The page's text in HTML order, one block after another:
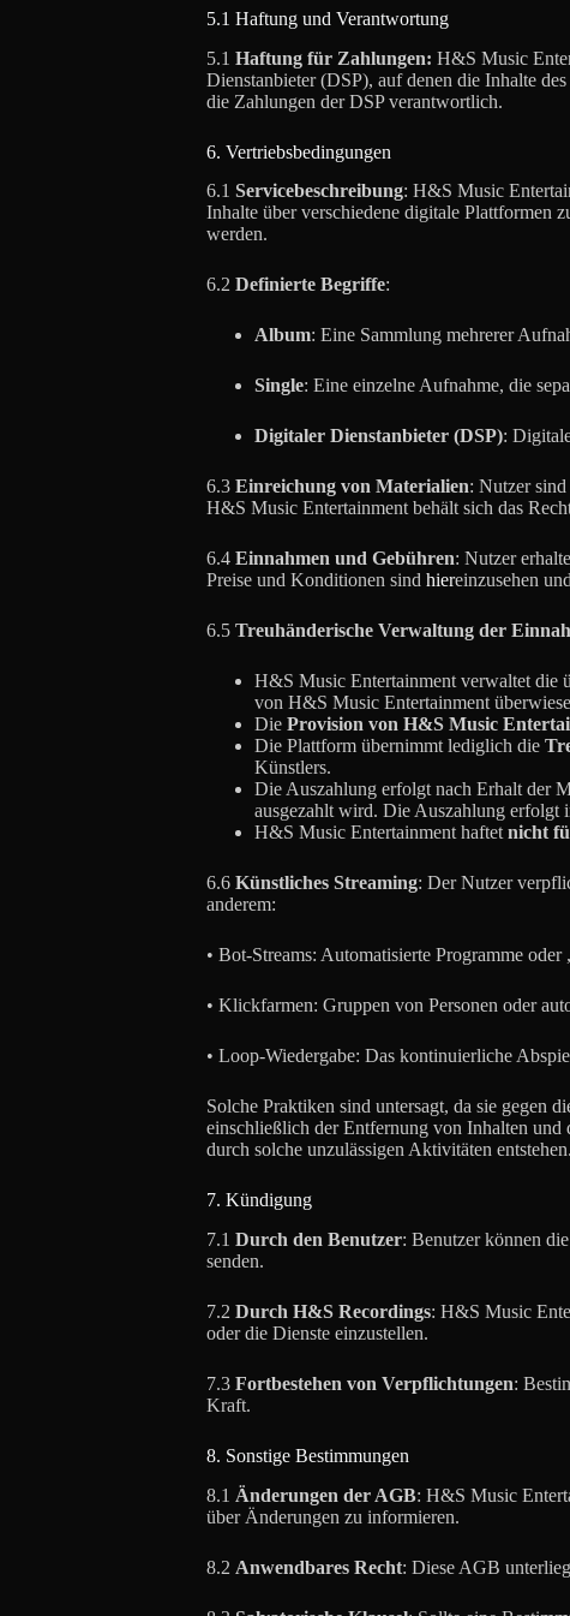
5.1 Haftung und Verantwortung
5.1 Haftung für Zahlungen: H&S Music
Dienstanbieter (DSP), auf denen die Inhalte
die Zahlungen der DSP verantwortlich.
6. Vertriebsbedingungen
6.1 Servicebeschreibung: H&S Music
Inhalte über verschiedene digitale Plattformen
werden.
6.2 Definierte Begriffe:
Album: Eine Sammlung mehrerer
Single: Eine einzelne Aufnahme, die
Digitaler Dienstanbieter (DSP):
6.3 Einreichung von Materialien: Nutzer
H&S Music Entertainment behält sich das
6.4 Einnahmen und Gebühren: Nutzer
Preise und Konditionen sind hiereinzusehen
6.5 Treuhänderische Verwaltung der
H&S Music Entertainment verwaltet die
von H&S Music Entertainment
Die Provision von H&S Music
Die Plattform übernimmt lediglich die
Künstlers.
Die Auszahlung erfolgt nach Erhalt der
ausgezahlt wird. Die Auszahlung erfolgt
H&S Music Entertainment haftet nicht
6.6 Künstliches Streaming: Der Nutzer
anderem:
• Bot-Streams: Automatisierte Programme
• Klickfarmen: Gruppen von Personen oder
• Loop-Wiedergabe: Das kontinuierliche
Solche Praktiken sind untersagt, da sie gegen
einschließlich der Entfernung von Inhalten
durch solche unzulässigen Aktivitäten entstehen.
7. Kündigung
7.1 Durch den Benutzer: Benutzer können
senden.
7.2 Durch H&S Recordings: H&S Music
oder die Dienste einzustellen.
7.3 Fortbestehen von Verpflichtungen:
Kraft.
8. Sonstige Bestimmungen
8.1 Änderungen der AGB: H&S Music
über Änderungen zu informieren.
8.2 Anwendbares Recht: Diese AGB